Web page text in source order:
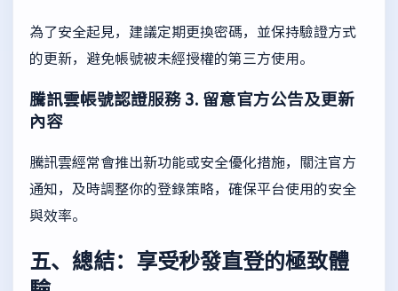
為了安全起見，建議定期更換密碼，並保持驗證方式
的更新，避免帳號被未經授權的第三方使用。
騰訊雲帳號認證服務 3. 留意官方公告及更新
內容
騰訊雲經常會推出新功能或安全優化措施，關注官方
通知，及時調整你的登錄策略，確保平台使用的安全
與效率。
五、總結：享受秒發直登的極致體